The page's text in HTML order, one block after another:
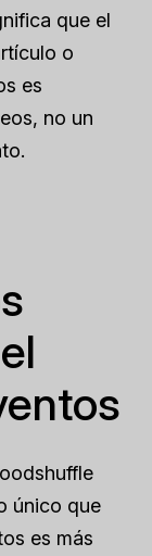
que el
o
es
no un
único que
es más